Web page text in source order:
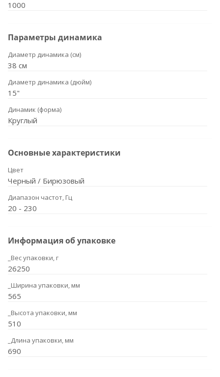
1000
Параметры динамика
Диаметр динамика (см)
38 см
Диаметр динамика (дюйм)
15"
Динамик (форма)
Круглый
Основные характеристики
Цвет
Черный / Бирюзовый
Диапазон частот, Гц
20 - 230
Информация об упаковке
_Вес упаковки, г
26250
_Ширина упаковки, мм
565
_Высота упаковки, мм
510
_Длина упаковки, мм
690